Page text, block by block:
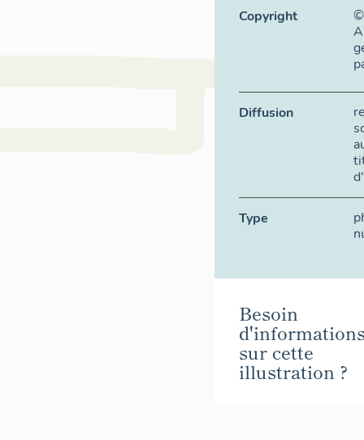
Copyright
©
Diffusion
Type
Besoin
sur cette
illustration ?